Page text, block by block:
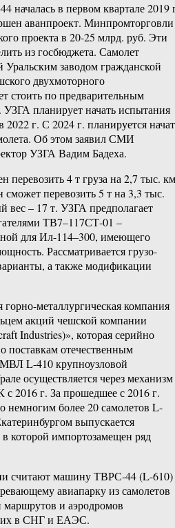
началась в первом квартале 2019
аванпроект. Минпромторговли
проекта в 20-25 млрд. руб. Эти
из госбюджета. Самолет
заводом гражданской
двухмоторного
стоить по предварительным
УЗГА планирует начать испытания
г. С 2024 г. планируется
Об этом заявил СМИ
УЗГА Вадим Бадеха.
перевозить 4 т груза на 2,7 тыс.
перевозить 5 т на 3,3 тыс.
вес – 17 т. УЗГА предполагает
ТВ7–117СТ-01 –
для Ил-114–300, имеющего
Рассматривается грузо-
а также модификации
горно-металлургическая компания
акций чешской компании
Industries)», которая серийно
поставкам отечественным
L-410 крупноузловой
осуществляется через механизм
2016 г. За прошедшее с 2016 г.
немногим более 20 самолетов L-
выпускается
которой импортозамещен ряд
считают машину ТВРС-44 (L-610)
авиапарку из самолетов
и аэродромов
в СНГ и ЕАЭС.